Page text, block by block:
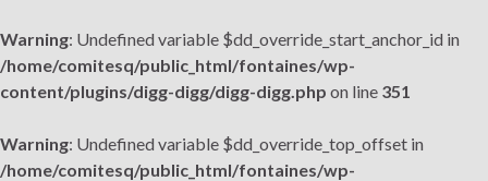
Warning: Undefined variable $dd_override_start_anchor_id in
/home/comitesq/public_html/fontaines/wp-
content/plugins/digg-digg/digg-digg.php on line 351
Warning: Undefined variable $dd_override_top_offset in
/home/comitesq/public_html/fontaines/wp-